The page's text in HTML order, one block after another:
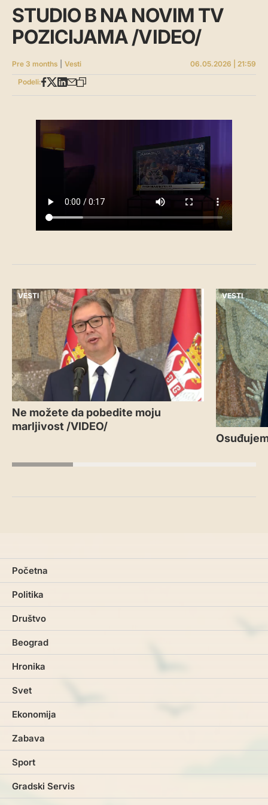
STUDIO B NA NOVIM TV
POZICIJAMA /VIDEO/
Pre 3 months Vesti
06.05.2026 | 21:59
Podeli:
VESTI
Ne možete da pobedite moju
marljivost /VIDEO/
VESTI
Početna
Politika
Društvo
Beograd
Hronika
Svet
Ekonomija
Zabava
Sport
Gradski Servis